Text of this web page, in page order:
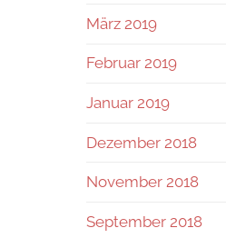
März 2019
Februar 2019
Januar 2019
Dezember 2018
November 2018
September 2018